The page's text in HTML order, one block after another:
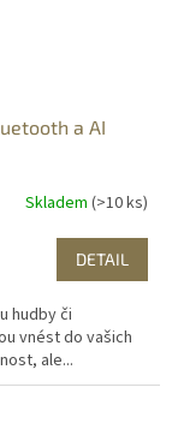
a AI
Skladem (>10 ks)
DETAIL
hudby či
vnést do vašich
ale...